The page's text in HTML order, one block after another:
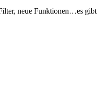
neue Funktionen…es gibt